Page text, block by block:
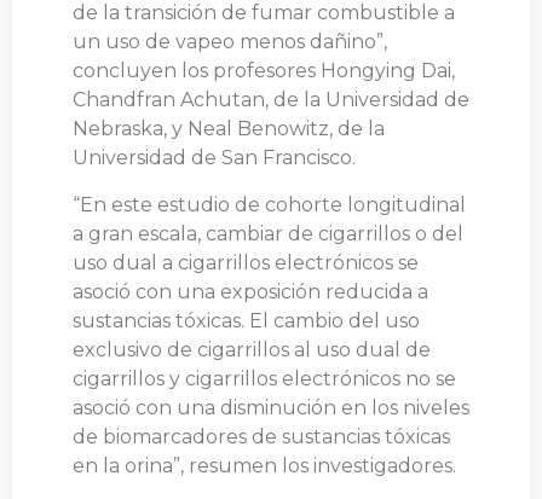
de la transición de fumar combustible a
un uso de vapeo menos dañino”,
concluyen los profesores Hongying Dai,
Chandfran Achutan, de la Universidad de
Nebraska, y Neal Benowitz, de la
Universidad de San Francisco.
“En este estudio de cohorte longitudinal
a gran escala, cambiar de cigarrillos o del
uso dual a cigarrillos electrónicos se
asoció con una exposición reducida a
sustancias tóxicas. El cambio del uso
exclusivo de cigarrillos al uso dual de
cigarrillos y cigarrillos electrónicos no se
asoció con una disminución en los niveles
de biomarcadores de sustancias tóxicas
en la orina”, resumen los investigadores.